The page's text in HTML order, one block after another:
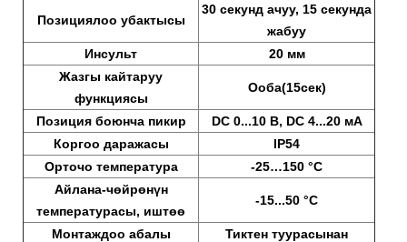
Позициялоо убактысы
30 секунд ачуу, 15 секунда
жабуу
Инсульт
20 мм
Жазгы кайтаруу
функциясы
Ооба(15сек)
Позиция боюнча пикир
DC 0...10 В, DC 4...20 мА
Коргоо даражасы
IP54
Орточо температура
-25…150 °C
Айлана-чөйрөнүн
температурасы, иштөө
-15...50 °C
Монтаждоо абалы Тиктен туурасынан